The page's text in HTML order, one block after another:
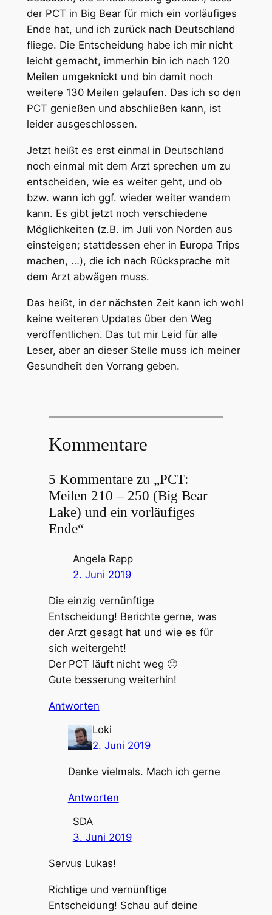
der PCT in Big Bear für mich ein vorläufiges
Ende hat, und ich zurück nach Deutschland
fliege. Die Entscheidung habe ich mir nicht
leicht gemacht, immerhin bin ich nach 120
Meilen umgeknickt und bin damit noch
weitere 130 Meilen gelaufen. Das ich so den
PCT genießen und abschließen kann, ist
leider ausgeschlossen.
Jetzt heißt es erst einmal in Deutschland
noch einmal mit dem Arzt sprechen um zu
entscheiden, wie es weiter geht, und ob
bzw. wann ich ggf. wieder weiter wandern
kann. Es gibt jetzt noch verschiedene
Möglichkeiten (z.B. im Juli von Norden aus
einsteigen; stattdessen eher in Europa Trips
machen, …), die ich nach Rücksprache mit
dem Arzt abwägen muss.
Das heißt, in der nächsten Zeit kann ich wohl
keine weiteren Updates über den Weg
veröffentlichen. Das tut mir Leid für alle
Leser, aber an dieser Stelle muss ich meiner
Gesundheit den Vorrang geben.
Kommentare
5 Kommentare zu „PCT:
Meilen 210 – 250 (Big Bear
Lake) und ein vorläufiges
Ende“
Angela Rapp
2. Juni 2019
Die einzig vernünftige
Entscheidung! Berichte gerne, was
der Arzt gesagt hat und wie es für
sich weitergeht!
Der PCT läuft nicht weg 🙂
Gute besserung weiterhin!
Antworten
Loki
2. Juni 2019
Danke vielmals. Mach ich gerne
Antworten
SDA
3. Juni 2019
Servus Lukas!
Richtige und vernünftige
Entscheidung! Schau auf deine